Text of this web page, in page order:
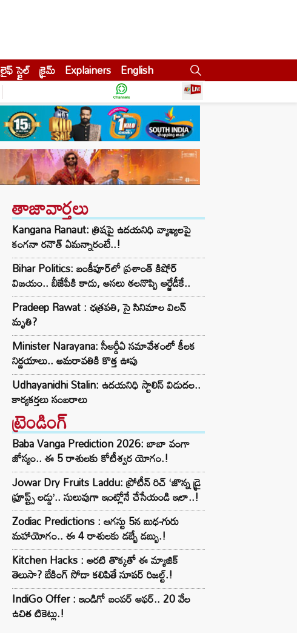
లైఫ్ స్టైల్ క్రైమ్ Explainers English
తాజావార్తలు
Kangana Ranaut: త్రిషపై ఉదయనిధి వ్యాఖ్యలపై
కంగనా రనౌత్ ఏమన్నారంటే..!
Bihar Politics: బంకీపూర్‌లో ప్రశాంత్ కిషోర్
విజయం.. బీజేపీకి కాదు, అసలు తలనొప్పి ఆర్జేడీకే..
Pradeep Rawat : ఛత్రపతి, సై సినిమాల విలన్
మృతి?
Minister Narayana: సీఆర్డీఏ సమావేశంలో కీలక
నిర్ణయాలు.. అమరావతికి కొత్త ఊపు
Udhayanidhi Stalin: ఉదయనిధి స్టాలిన్ విడుదల..
కార్యకర్తలు సంబరాలు
ట్రెండింగ్‌
Baba Vanga Prediction 2026: బాబా వంగా
జోస్యం.. ఈ 5 రాశులకు కోటీశ్వర యోగం.!
Jowar Dry Fruits Laddu: ప్రోటీన్ రిచ్ ‘జొన్న డ్రై
ఫ్రూప్ట్స్ లడ్డు’.. సులువుగా ఇంట్లోనే చేసేయండి ఇలా..!
Zodiac Predictions : ఆగస్టు 5న బుధ-గురు
మహాయోగం.. ఈ 4 రాశులకు డబ్బే డబ్బు.!
Kitchen Hacks : అరటి తొక్కతో ఈ మ్యాజిక్
తెలుసా? బేకింగ్ సోడా కలిపితే సూపర్ రిజల్ట్.!
IndiGo Offer : ఇండిగో బంపర్ ఆఫర్.. 20 వేల
ఉచిత టికెట్లు.!